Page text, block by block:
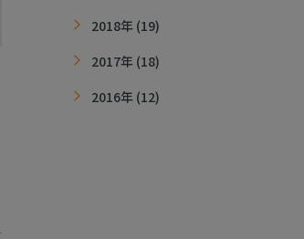
2018年 (19)
2017年 (18)
2016年 (12)